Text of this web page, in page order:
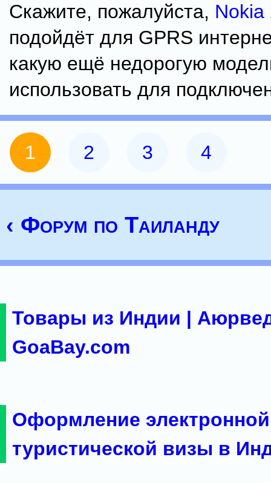
Скажите, пожалуйста, Nokia
подойдёт для GPRS
какую ещё недорогую
использовать для
1 2 3 4
‹ Форум по Таиланду
Товары из Индии |
GoaBay.com
Оформление электронной
туристической визы в